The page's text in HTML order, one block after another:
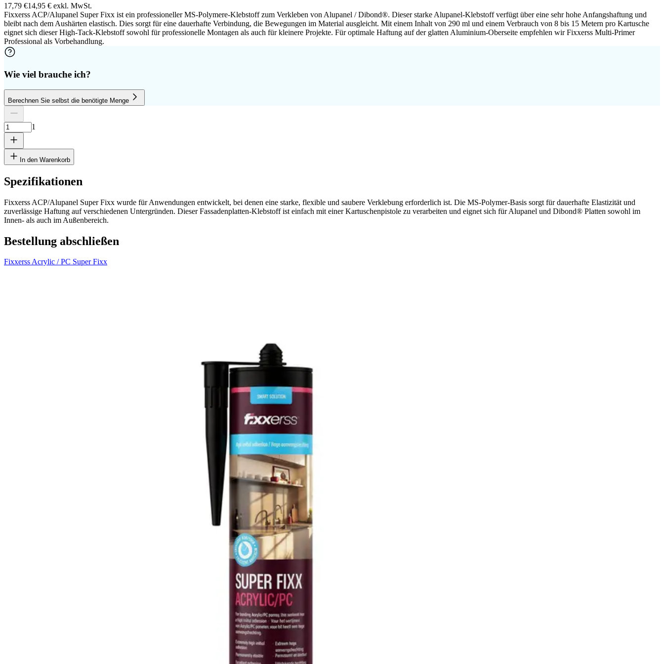
17,79 €14,95 € exkl. MwSt.
Fixxerss ACP/Alupanel Super Fixx ist ein professioneller MS-Polymere-Klebstoff zum Verkleben von Alupanel / Dibond®. Dieser starke Alupanel-Klebstoff verfügt über eine sehr hohe Anfangshaftung und
bleibt nach dem Aushärten elastisch. Dies sorgt für eine dauerhafte Verbindung, die Bewegungen im Material ausgleicht. Mit einem Inhalt von 290 ml und einem Verbrauch von 8 bis 15 Metern pro Kartusche
eignet sich dieser High-Tack-Klebstoff sowohl für professionelle Montagen als auch für kleinere Projekte. Für optimale Haftung auf der glatten Aluminium-Oberseite empfehlen wir Fixxerss Multi-Primer
Professional als Vorbehandlung.
Wie viel brauche ich?
Berechnen Sie selbst die benötigte Menge
Anzahl Platten
Höhe
Breite
Platte entfernen
cm
cm
1
In den Warenkorb
Spezifikationen
Fixxerss ACP/Alupanel Super Fixx wurde für Anwendungen entwickelt, bei denen eine starke, flexible und saubere Verklebung erforderlich ist. Die MS-Polymer-Basis sorgt für dauerhafte Elastizität und
zuverlässige Haftung auf verschiedenen Untergründen. Dieser Fassadenplatten-Klebstoff ist einfach mit einer Kartuschenpistole zu verarbeiten und eignet sich für Alupanel und Dibond® Platten sowohl im
Innen- als auch im Außenbereich.
Bestellung abschließen
Fixxerss Acrylic / PC Super Fixx